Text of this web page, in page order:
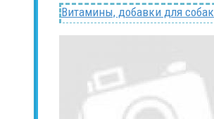
Витамины, добавки для собак